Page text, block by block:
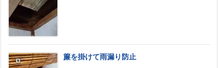
簾を掛けて雨漏り防止